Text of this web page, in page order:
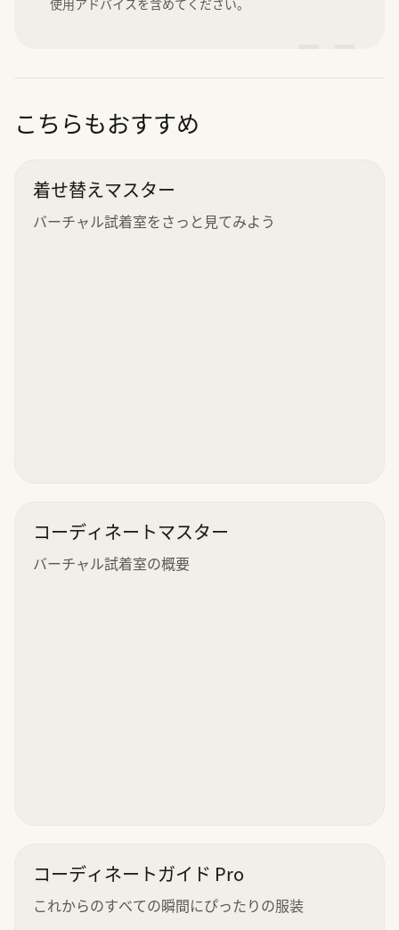
こちらもおすすめ
着せ替えマスター
バーチャル試着室をさっと見てみよう
コーディネートマスター
バーチャル試着室の概要
コーディネートガイド Pro
これからのすべての瞬間にぴったりの服装